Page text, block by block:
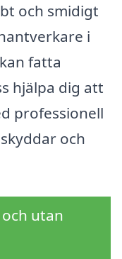
och smidigt
i
fatta
hjälpa dig att
professionell
och
utan